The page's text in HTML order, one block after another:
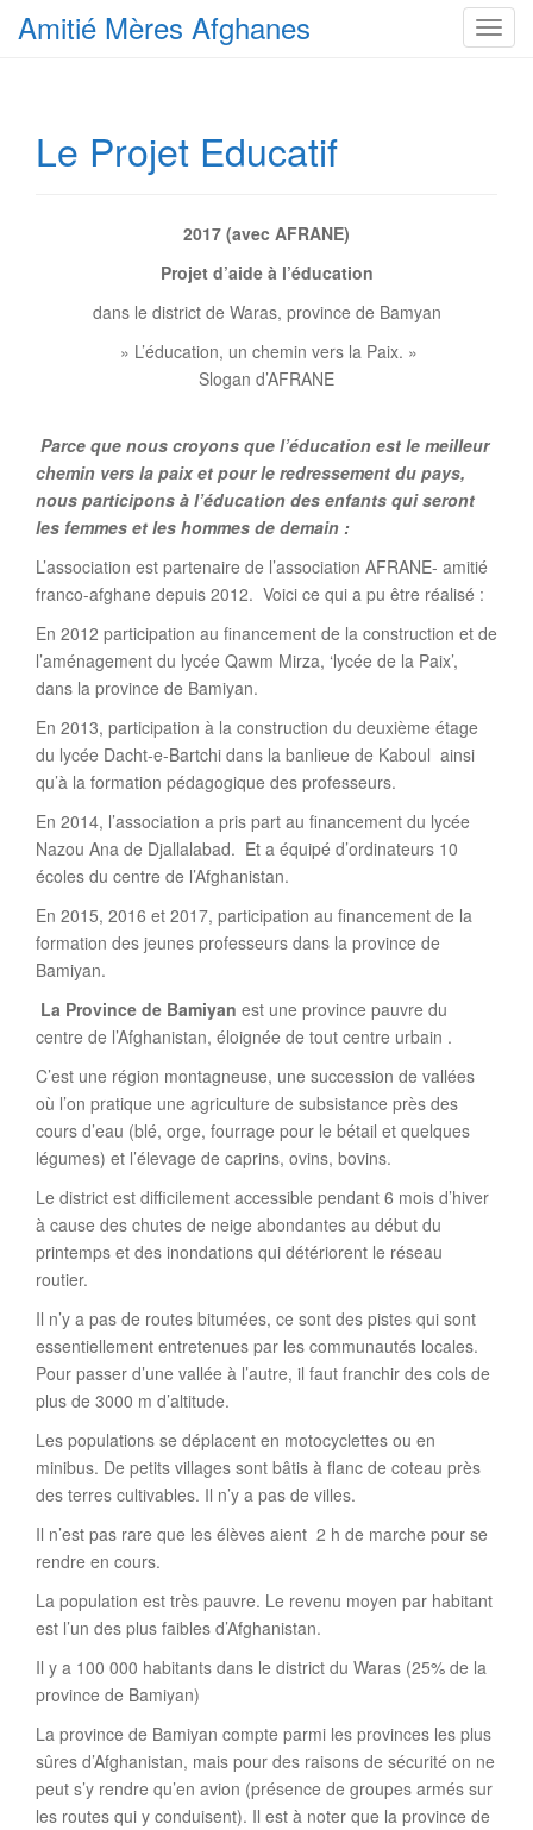
T
n
Amitié Mères Afghanes
Le Projet Educatif
2017 (avec AFRANE)
Projet d’aide à l’éducation
dans le district de Waras, province de Bamyan
» L’éducation, un chemin vers la Paix. »
Slogan d’AFRANE
Parce que nous croyons que l’éducation est le meilleur
chemin vers la paix et pour le redressement du pays,
nous participons à l’éducation des enfants qui seront
les femmes et les hommes de demain :
L’association est partenaire de l’association AFRANE- amitié
franco-afghane depuis 2012. Voici ce qui a pu être réalisé :
En 2012 participation au financement de la construction et de
l’aménagement du lycée Qawm Mirza, ‘lycée de la Paix’,
dans la province de Bamiyan.
En 2013, participation à la construction du deuxième étage
du lycée Dacht-e-Bartchi dans la banlieue de Kaboul ainsi
qu’à la formation pédagogique des professeurs.
En 2014, l’association a pris part au financement du lycée
Nazou Ana de Djallalabad. Et a équipé d’ordinateurs 10
écoles du centre de l’Afghanistan.
En 2015, 2016 et 2017, participation au financement de la
formation des jeunes professeurs dans la province de
Bamiyan.
La Province de Bamiyan est une province pauvre du
centre de l’Afghanistan, éloignée de tout centre urbain .
C’est une région montagneuse, une succession de vallées
où l’on pratique une agriculture de subsistance près des
cours d’eau (blé, orge, fourrage pour le bétail et quelques
légumes) et l’élevage de caprins, ovins, bovins.
Le district est difficilement accessible pendant 6 mois d’hiver
à cause des chutes de neige abondantes au début du
printemps et des inondations qui détériorent le réseau
routier.
Il n’y a pas de routes bitumées, ce sont des pistes qui sont
essentiellement entretenues par les communautés locales.
Pour passer d’une vallée à l’autre, il faut franchir des cols de
plus de 3000 m d’altitude.
Les populations se déplacent en motocyclettes ou en
minibus. De petits villages sont bâtis à flanc de coteau près
des terres cultivables. Il n’y a pas de villes.
Il n’est pas rare que les élèves aient 2 h de marche pour se
rendre en cours.
La population est très pauvre. Le revenu moyen par habitant
est l’un des plus faibles d’Afghanistan.
Il y a 100 000 habitants dans le district du Waras (25% de la
province de Bamiyan)
La province de Bamiyan compte parmi les provinces les plus
sûres d’Afghanistan, mais pour des raisons de sécurité on ne
peut s’y rendre qu’en avion (présence de groupes armés sur
les routes qui y conduisent). Il est à noter que la province de